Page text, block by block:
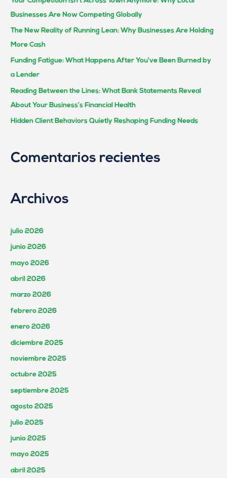
:Businesses Are Now Competing Globally
The New Reality of Running Lean: Why Businesses Are Holding
More Cash
Funding Fatigue: What Happens After You’ve Been Burned by
a Lender
Reading Between the Lines: What Bank Statements Reveal
About Your Business’s Financial Health
Hidden Client Behaviors Quietly Reshaping Funding Needs
Comentarios recientes
Archivos
julio 2026
junio 2026
mayo 2026
abril 2026
marzo 2026
febrero 2026
enero 2026
diciembre 2025
noviembre 2025
octubre 2025
septiembre 2025
agosto 2025
julio 2025
junio 2025
mayo 2025
abril 2025